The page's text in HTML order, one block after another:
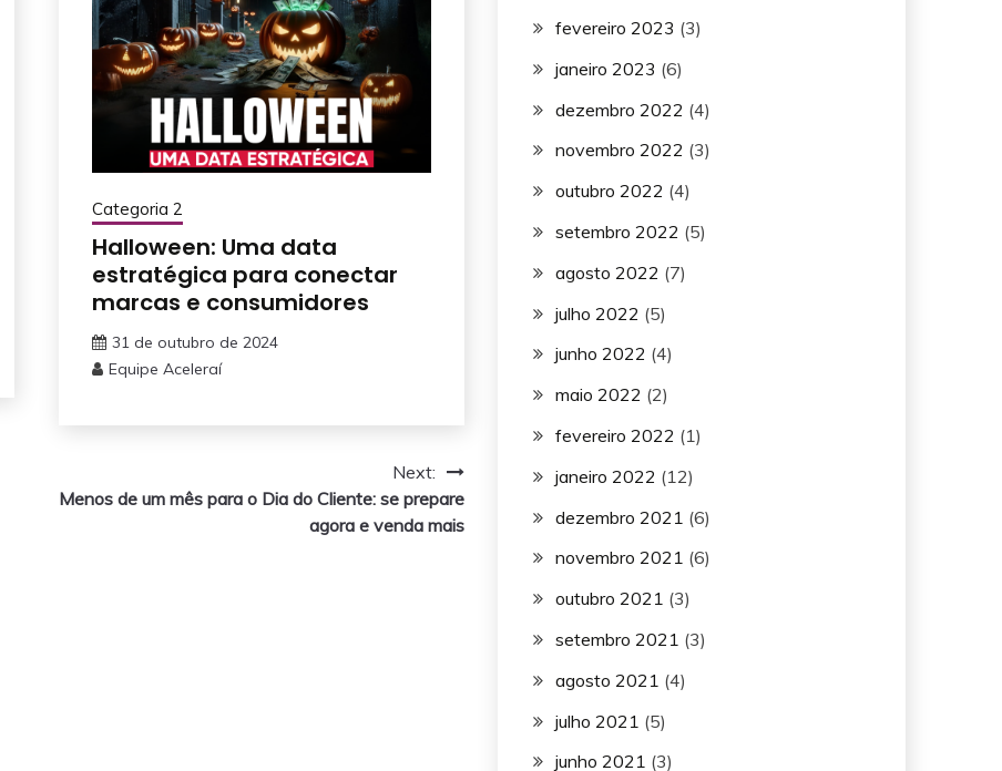
Categoria 2
Halloween: Uma data
estratégica para conectar
marcas e consumidores
31 de outubro de 2024
Equipe Aceleraí
Next:
Menos de um mês para o Dia do Cliente: se prepare
agora e venda mais
fevereiro 2023 (3)
janeiro 2023 (6)
dezembro 2022 (4)
novembro 2022 (3)
outubro 2022 (4)
setembro 2022 (5)
agosto 2022 (7)
julho 2022 (5)
junho 2022 (4)
maio 2022 (2)
fevereiro 2022 (1)
janeiro 2022 (12)
dezembro 2021 (6)
novembro 2021 (6)
outubro 2021 (3)
setembro 2021 (3)
agosto 2021 (4)
julho 2021 (5)
junho 2021 (3)